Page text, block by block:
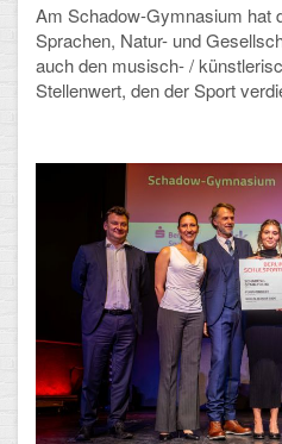
Mathematik, Informatik und
Musische Fächer
ORGANISATION
Abitur
Freistellung/Entschuldigung
Kurswahl 10. Kl.
Umwahl 11. Kl.
Am Schadow-Gymnasium hat
Sprachen, Natur- und
auch den musisch- /
Stellenwert, den der Sport